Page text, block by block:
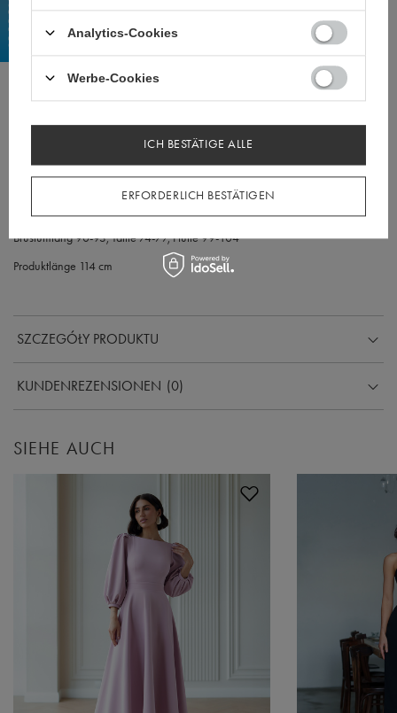
Größe XS
Oberweite 82-85, Taille 66-69, Hüfte 92-95
Oberweite 86-89, Taille 70-74, Hüfte 96-98
Brustumfang 90-93, Taille 74-77, Hüfte 99-104
Produktlänge 114 cm
SZCZEGÓŁY PRODUKTU
KUNDENREZENSIONEN (0)
SIEHE AUCH
Analytics-Cookies
Werbe-Cookies
ERFORDERLICH BESTÄTIGEN
ICH BESTÄTIGE ALLE